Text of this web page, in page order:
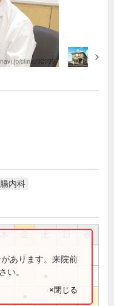
内科
祝
●
あります。来院前
い。
×閉じる